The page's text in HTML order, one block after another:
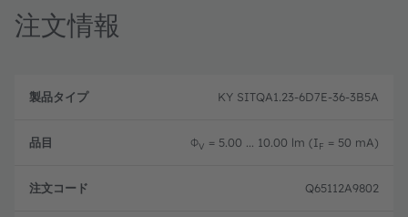
注文情報
品
プ
品
KY SITQA1.23-6D7E-36-3B5A
ΦV = 5.00 ... 10.00 lm (IF = 50 mA)
Q65112A9802